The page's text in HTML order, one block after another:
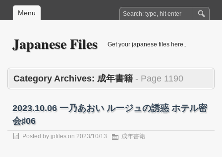
Menu
Japanese Files Get your japanese files here..
Category Archives: 成年書籍 - Page 1190
2023.10.06 一乃あおい ルージュの誘惑 ホテル密
会♯06
Posted by jpfiles on 2023/10/13 成年書籍